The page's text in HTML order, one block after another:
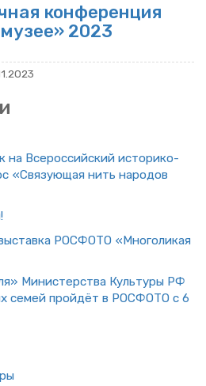
кон­фе­рен­ция
2023
на Все­рос­сий­ский ис­то­ри­ко-
«Свя­зу­ю­щая нить на­ро­дов
РОС­ФО­ТО «Мно­го­ли­кая
Ми­ни­стер­ства Куль­ту­ры РФ
семей прой­дёт в РОС­ФО­ТО с 6